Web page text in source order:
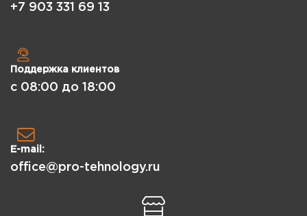
+7 903 331 69 13
Поддержка клиентов
с 08:00 до 18:00
E-mail:
office@pro-tehnology.ru